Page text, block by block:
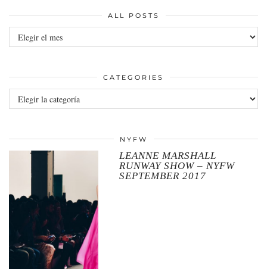
ALL POSTS
All
posts
CATEGORIES
Categories
NYFW
LEANNE MARSHALL
RUNWAY SHOW – NYFW
SEPTEMBER 2017